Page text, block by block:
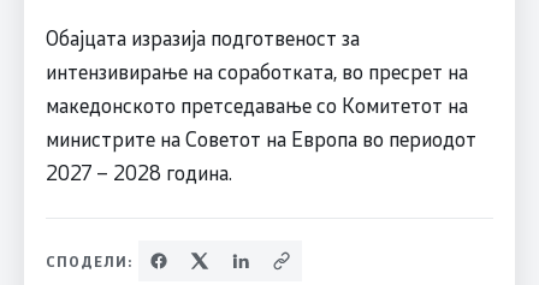
Обајцата изразија подготвеност за
интензивирање на соработката, во пресрет на
македонското претседавање со Комитетот на
министрите на Советот на Европа во периодот
2027 – 2028 година.
СПОДЕЛИ: